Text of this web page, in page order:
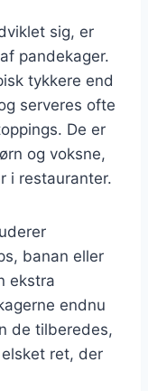
sig, er
pandekager.
tykkere end
serveres ofte
De er
og voksne,
i restauranter.
banan eller
ekstra
endnu
de tilberedes,
ret, der